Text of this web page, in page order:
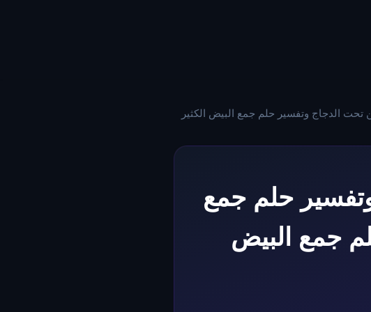
الدجاج وتفسير حلم جمع البيض الكثير
حلم جمع
جمع البيض